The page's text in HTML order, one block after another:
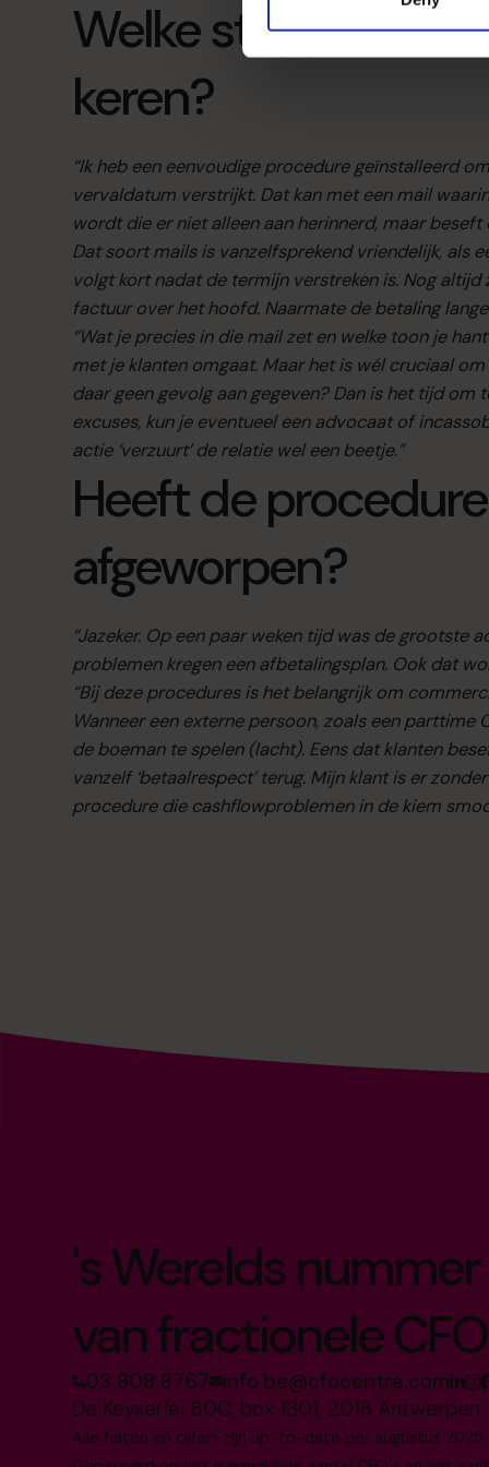
Welke stappen
keren?
“Ik heb een eenvoudige procedure geïnstalleerd
vervaldatum verstrijkt. Dat kan met een mail
wordt die er niet alleen aan herinnerd, maar
Dat soort mails is vanzelfsprekend vriendelijk, als
volgt kort nadat de termijn verstreken is. Nog
factuur over het hoofd. Naarmate de betaling
“Wat je precies in die mail zet en welke toon je
met je klanten omgaat. Maar het is wél cruciaal
daar geen gevolg aan gegeven? Dan is het tijd
excuses, kun je eventueel een advocaat of
actie ‘verzuurt’ de relatie wel een beetje.”
Heeft de
afgeworpen?
“Jazeker. Op een paar weken tijd was de grootste
problemen kregen een afbetalingsplan. Ook dat
“Bij deze procedures is het belangrijk om
Wanneer een externe persoon, zoals een
de boeman te spelen (lacht). Eens dat klanten
vanzelf ‘betaalrespect’ terug. Mijn klant is er
procedure die cashflowproblemen in de kiem
's Werelds
van fractionele
03 808 8767 info.be@cfocentre.com
De Keyserlei 60C, box 1301, 2018 Antwerpen
Alle feiten en cijfers zijn up-to-date per augustus 2025